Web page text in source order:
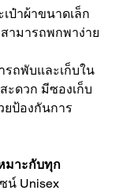
เป๋าผ้าขนาดเล็ก
ามารถพกพาง่าย
รถพับและเก็บใน
ะดวก มีซองเก็บ
ยป้องกันการ
มาะกับทุก
น์ Unisex